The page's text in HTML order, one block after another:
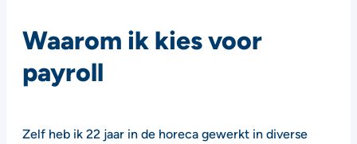
Waarom ik kies voor
payroll
Zelf heb ik 22 jaar in de horeca gewerkt in diverse